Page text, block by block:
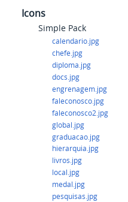
Icons
Simple Pack
calendario.jpg
chefe.jpg
diploma.jpg
docs.jpg
engrenagem.jpg
faleconosco.jpg
faleconosco2.jpg
global.jpg
graduacao.jpg
hierarquia.jpg
livros.jpg
local.jpg
medal.jpg
pesquisas.jpg